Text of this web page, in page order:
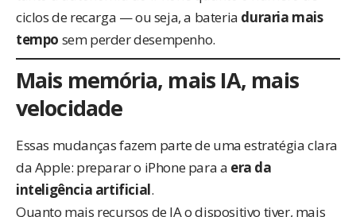
ciclos de recarga — ou seja, a bateria duraria mais
tempo sem perder desempenho.
Mais memória, mais IA, mais
velocidade
Essas mudanças fazem parte de uma estratégia clara
da Apple: preparar o iPhone para a era da
inteligência artificial.
Quanto mais recursos de IA o dispositivo tiver, mais